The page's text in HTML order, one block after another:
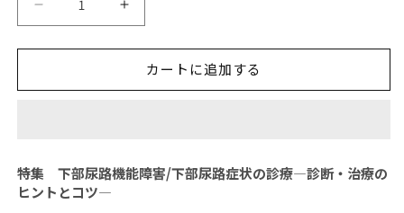
2024
年
日
2024
年
カートに追加する
特集 下部尿路機能障害/下部尿路症状の診療―診断・治療の
ヒントとコツ―